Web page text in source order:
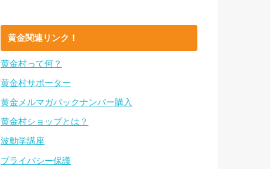
黄金関連リンク！
黄金村って何？
黄金村サポーター
黄金メルマガバックナンバー購入
黄金村ショップとは？
波動学講座
プライバシー保護